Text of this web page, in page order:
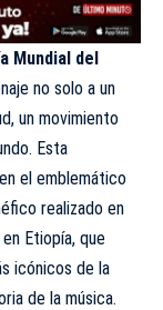
Mundial del
no solo a un
un movimiento
Esta
el emblemático
realizado en
Etiopía, que
icónicos de la
de la música.